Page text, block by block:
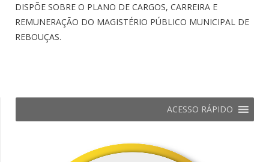
DISPÕE SOBRE O PLANO DE CARGOS, CARREIRA E
REMUNERAÇÃO DO MAGISTÉRIO PÚBLICO MUNICIPAL DE
REBOUÇAS.
ACESSO RÁPIDO